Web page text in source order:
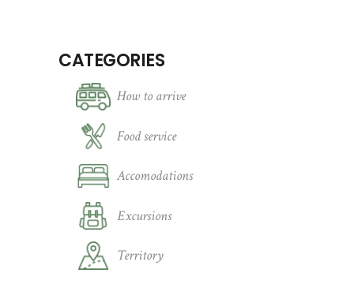
CATEGORIES
How to arrive
Food service
Accomodations
Excursions
Territory